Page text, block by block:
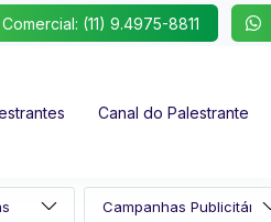
Comercial: (11) 9.4975-8811
Canal do Palestrante